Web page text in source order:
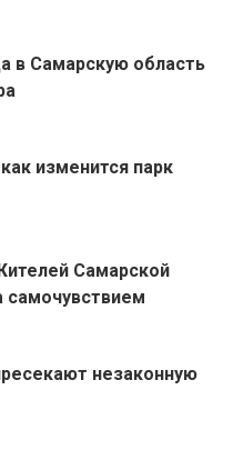
в Самарскую область
изменится парк
Самарской
самочувствием
незаконную